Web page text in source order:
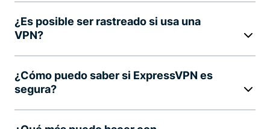
¿Es posible ser rastreado si usa una
VPN?
¿Cómo puedo saber si ExpressVPN es
segura?